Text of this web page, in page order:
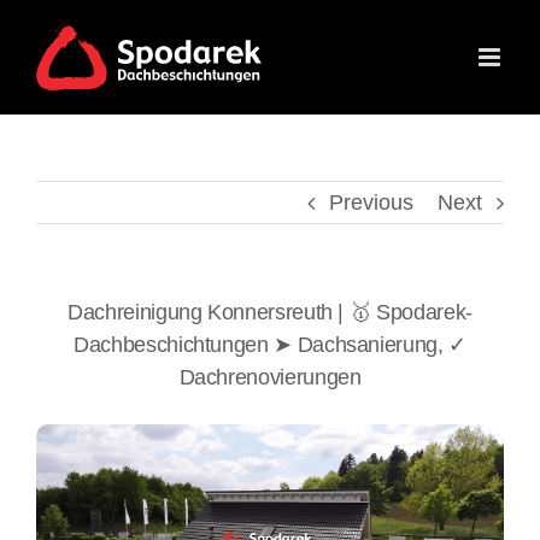
content
Previous Next
Dachreinigung Konnersreuth | 🥇 Spodarek-
Dachbeschichtungen ➤ Dachsanierung, ✓
Dachrenovierungen